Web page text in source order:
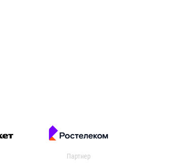
Партнер